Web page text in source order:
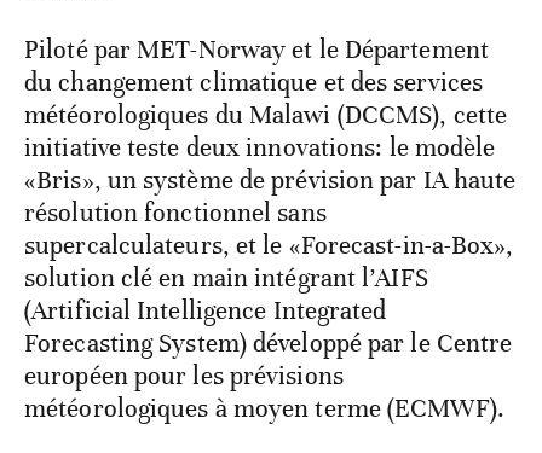
Piloté par MET-Norway et le Département
du changement climatique et des services
météorologiques du Malawi (DCCMS), cette
initiative teste deux innovations: le modèle
«Bris», un système de prévision par IA haute
résolution fonctionnel sans
supercalculateurs, et le «Forecast-in-a-Box»,
solution clé en main intégrant l’AIFS
(Artificial Intelligence Integrated
Forecasting System) développé par le Centre
européen pour les prévisions
météorologiques à moyen terme (ECMWF).